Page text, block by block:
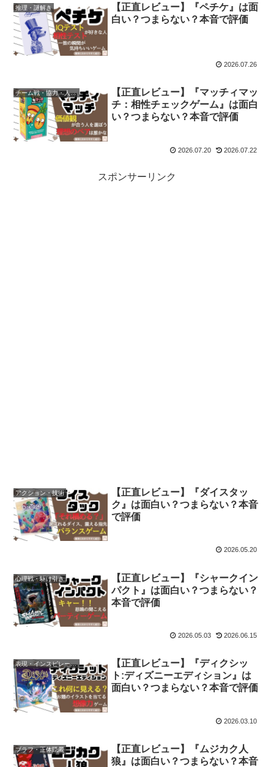
推理・謎解き
【正直レビュー】『ペチケ』は面
白い？つまらない？本音で評価
2026.07.26
チーム戦・協力・人数非対称
【正直レビュー】『マッチィマッ
チ：相性チェックゲーム』は面白
い？つまらない？本音で評価
2026.07.20 2026.07.22
スポンサーリンク
アクション・技術
【正直レビュー】『ダイスタッ
ク』は面白い？つまらない？本音
で評価
2026.05.20
心理戦・駆け引き
【正直レビュー】『シャークイン
パクト』は面白い？つまらない？
本音で評価
2026.05.03 2026.06.15
表現・インスピレーション・想像
【正直レビュー】『ディクシッ
ト:ディズニーエディション』は
面白い？つまらない？本音で評価
2026.03.10
ブラフ・正体隠匿
【正直レビュー】『ムジカク人
狼』は面白い？つまらない？本音